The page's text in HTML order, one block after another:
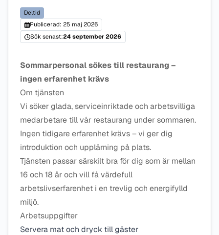
Deltid
Publicerad: 25 maj 2026
Sök senast:24 september 2026
Sommarpersonal sökes till restaurang –
ingen erfarenhet krävs
Om tjänsten
Vi söker glada, serviceinriktade och arbetsvilliga
medarbetare till vår restaurang under sommaren.
Ingen tidigare erfarenhet krävs – vi ger dig
introduktion och upplärning på plats.
Tjänsten passar särskilt bra för dig som är mellan
16 och 18 år och vill få värdefull
arbetslivserfarenhet i en trevlig och energifylld
miljö.
Arbetsuppgifter
Servera mat och dryck till gäster